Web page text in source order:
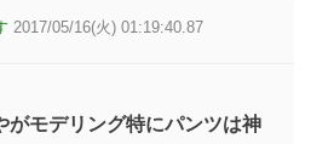
2017/05/16(火) 01:19:40.87
がモデリング特にパンツは神